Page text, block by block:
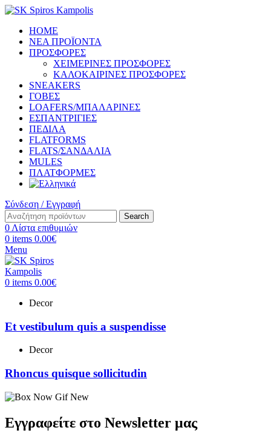
HOME
ΝΕΑ ΠΡΟΪΟΝΤΑ
ΠΡΟΣΦΟΡΕΣ
ΧΕΙΜΕΡΙΝΕΣ ΠΡΟΣΦΟΡΕΣ
ΚΑΛΟΚΑΙΡΙΝΕΣ ΠΡΟΣΦΟΡΕΣ
SNEAKERS
ΓΟΒΕΣ
LOAFERS/ΜΠΑΛΑΡΙΝΕΣ
ΕΣΠΑΝΤΡΙΓΙΕΣ
ΠΕΔΙΛΑ
FLATFORMS
FLATS/ΣΑΝΔΑΛΙΑ
MULES
ΠΛΑΤΦΟΡΜΕΣ
Σύνδεση / Εγγραφή
Search
0 Λίστα επιθυμιών
0 items 0.00€
Menu
0 items 0.00€
Decor
Et vestibulum quis a suspendisse
Decor
Rhoncus quisque sollicitudin
Εγγραφείτε στο Newsletter μας